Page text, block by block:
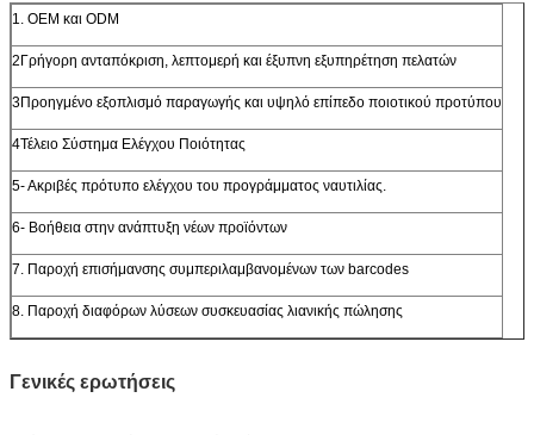
1. OEM και ODM
2Γρήγορη ανταπόκριση, λεπτομερή και έξυπνη εξυπηρέτηση πελατών
3Προηγμένο εξοπλισμό παραγωγής και υψηλό επίπεδο ποιοτικού προτύπου
4Τέλειο Σύστημα Ελέγχου Ποιότητας
5- Ακριβές πρότυπο ελέγχου του προγράμματος ναυτιλίας.
6- Βοήθεια στην ανάπτυξη νέων προϊόντων
7. Παροχή επισήμανσης συμπεριλαμβανομένων των barcodes
8. Παροχή διαφόρων λύσεων συσκευασίας λιανικής πώλησης
Γενικές ερωτήσεις